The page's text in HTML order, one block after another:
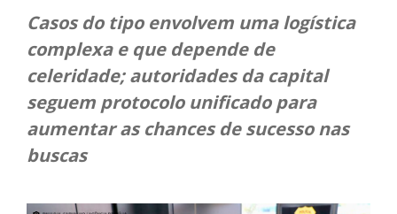
Casos do tipo envolvem uma logística
complexa e que depende de
celeridade; autoridades da capital
seguem protocolo unificado para
aumentar as chances de sucesso nas
buscas